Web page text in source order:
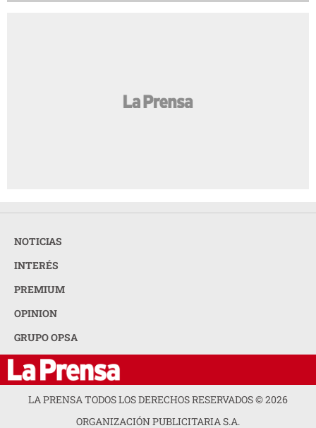
NOTICIAS
INTERÉS
PREMIUM
OPINION
GRUPO OPSA
LA PRENSA TODOS LOS DERECHOS RESERVADOS ©2026
ORGANIZACIÓN PUBLICITARIA S.A.